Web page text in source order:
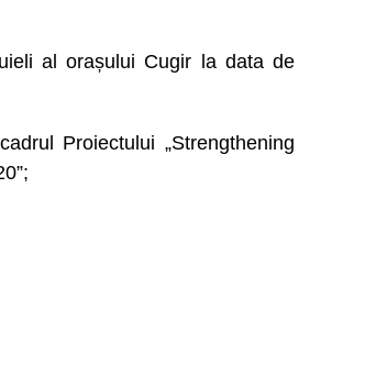
al orașului Cugir la data de
Proiectului „Strengthening